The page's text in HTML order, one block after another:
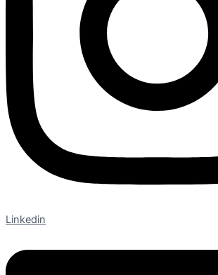
Linkedin